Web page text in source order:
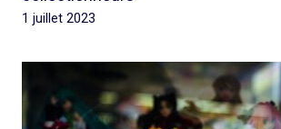
1 juillet 2023